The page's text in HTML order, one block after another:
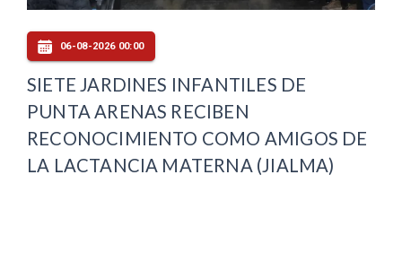
06-08-2026 00:00
SIETE JARDINES INFANTILES DE
PUNTA ARENAS RECIBEN
RECONOCIMIENTO COMO AMIGOS DE
LA LACTANCIA MATERNA (JIALMA)